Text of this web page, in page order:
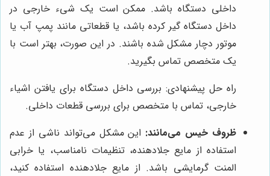
داخلی دستگاه باشد. ممکن است یک شیء خارجی در
داخل دستگاه گیر کرده باشد، یا قطعاتی مانند پمپ آب یا
موتور دچار مشکل شده باشند. در این صورت، بهتر است با
یک متخصص تماس بگیرید.
راه حل پیشنهادی: بررسی داخل دستگاه برای یافتن اشیاء
خارجی، تماس با متخصص برای بررسی قطعات داخلی.
ظروف خیس می‌مانند: این مشکل می‌تواند ناشی از عدم
استفاده از مایع جلادهنده، تنظیمات نامناسب، یا خرابی
المنت گرمایشی باشد. از مایع جلادهنده استفاده کنید،